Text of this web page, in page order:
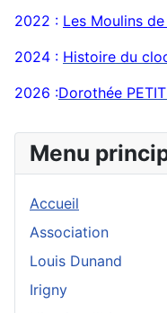
Menu
Accueil
Association
Louis Dunand
Irigny
2022 : Les Moulins
2024 : Histoire du
2026 :Dorothée